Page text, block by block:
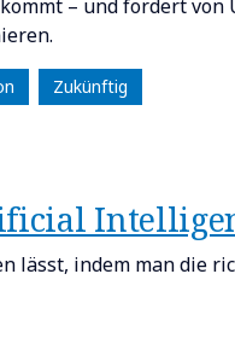
– und fordert
Zukünftig
lässt, indem man die